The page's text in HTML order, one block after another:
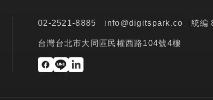
02-2521-8885 info@digitspark.co 統編
台灣台北市大同區民權西路104號4樓